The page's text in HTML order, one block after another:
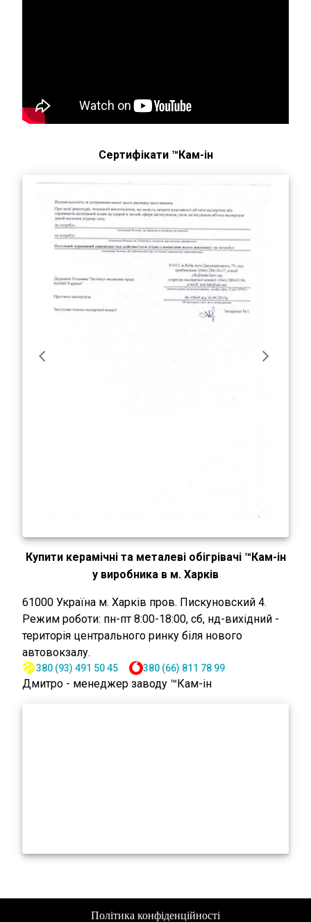
Сертифікати ™Кам-ін
Купити керамічні та металеві обігрівачі ™Кам-ін
у виробника в м. Харків
61000 Україна м. Харків пров. Пискуновский 4.
Режим роботи: пн-пт 8:00-18:00, сб, нд-вихідний -
територія центрального ринку біля нового
автовокзалу.
380 (93) 491 50 45 380 (66) 811 78 99
Дмитро - менеджер заводу ™Кам-ін
Політика конфіденційності